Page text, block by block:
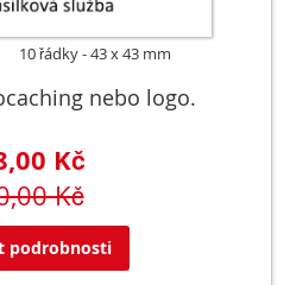
10 řádky 43 x 43 mm
nebo logo.
Kč
Kč
podrobnosti